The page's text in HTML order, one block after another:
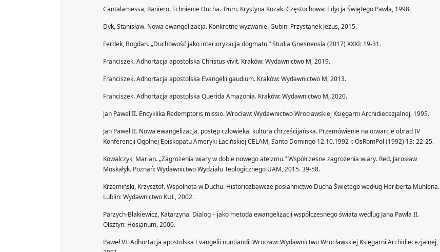
Cantalamessa, Raniero. Tchnienie Ducha. Tłum. Krystyna Kozak. Częstochowa: Edycja Świętego Pawła, 1998.
Dyk, Stanisław. Nowa ewangelizacja. Konkretne wyzwanie. Gubin: Przystanek Jezus, 2015.
Ferdek, Bogdan. „Duchowość jako interioryzacja dogmatu.” Studia Gnesnensia (2017) XXXI: 19-31.
Franciszek. Adhortacja apostolska Christus vivit. Kraków: Wydawnictwo M, 2019.
Franciszek. Adhortacja apostolska Evangelii gaudium. Kraków: Wydawnictwo M, 2013.
Franciszek. Adhortacja apostolska Querida Amazonia. Kraków: Wydawnictwo M, 2020.
Jan Paweł II. Encyklika Redemptoris missio. Wrocław: Wydawnictwo Wrocławskiej Księgarni Archidiecezjalnej, 1995.
Jan Paweł II. Nowa ewangelizacja, postęp człowieka, kultura chrześcijańska. Przemówienie na otwarcie obrad IV
Konferencji Ogolnej Episkopatu Ameryki Łacińskiej CELAM, Santo Domingo 12.10.1992 r. OsRomPol (1992) 13: 22-25.
Kowalczyk, Marian. „Zagrożenia wiary w dobie nowego ateizmu.” Współczesne zagrożenia wiary. Red. Jarosław
Moskałyk. Poznań: Wydawnictwo Wydziału Teologicznego UAM, 2015. 39-58.
Krzemiński, Krzysztof. Wspolnota w Duchu. Historiozbawcze posłannictwo Ducha Świętego według Heriberta Muhlena.
Lublin: Wydawnictwo KUL, 2002.
Parzych-Blakiewicz, Katarzyna. Dialog – jako metoda ewangelizacji współczesnego świata według Jana Pawła II.
Olsztyn: Hosianum, 2000.
Paweł VI. Adhortacja apostolska Evangelii nuntiandi. Wrocław: Wydawnictwo Wrocławskiej Księgarni Archidiecezjalnej,